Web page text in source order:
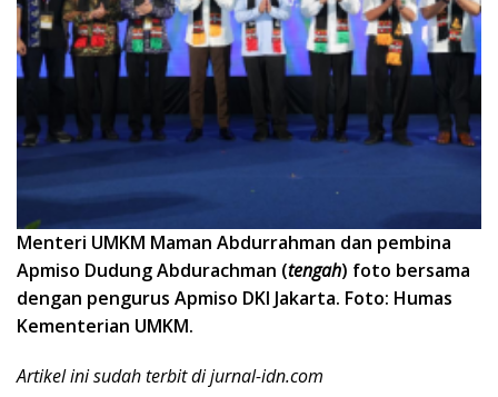
Menteri UMKM Maman Abdurrahman dan pembina
Apmiso Dudung Abdurachman (tengah) foto bersama
dengan pengurus Apmiso DKI Jakarta. Foto: Humas
Kementerian UMKM.
Artikel ini sudah terbit di jurnal-idn.com